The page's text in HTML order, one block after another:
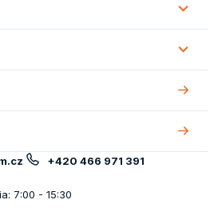
O
+420 466 971 391
7:00 - 15:30